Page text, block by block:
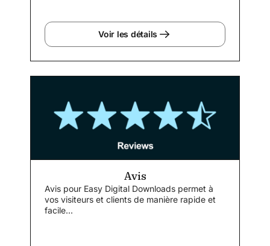
Voir les détails
Avis
Avis pour Easy Digital Downloads permet à
vos visiteurs et clients de manière rapide et
facile...